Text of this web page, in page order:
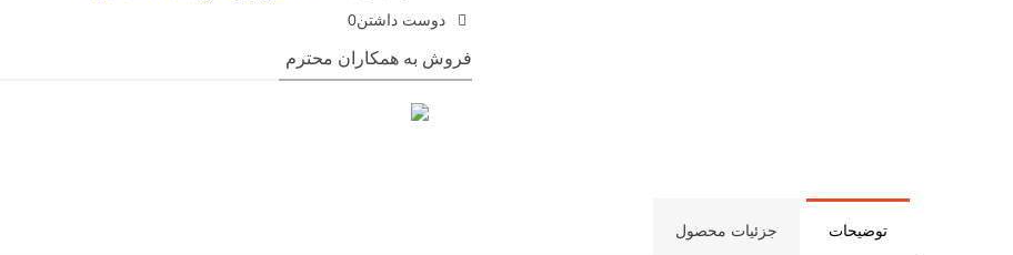
دوست داشتن0
فروش به همکاران محترم
توضیحات جزئیات محصول